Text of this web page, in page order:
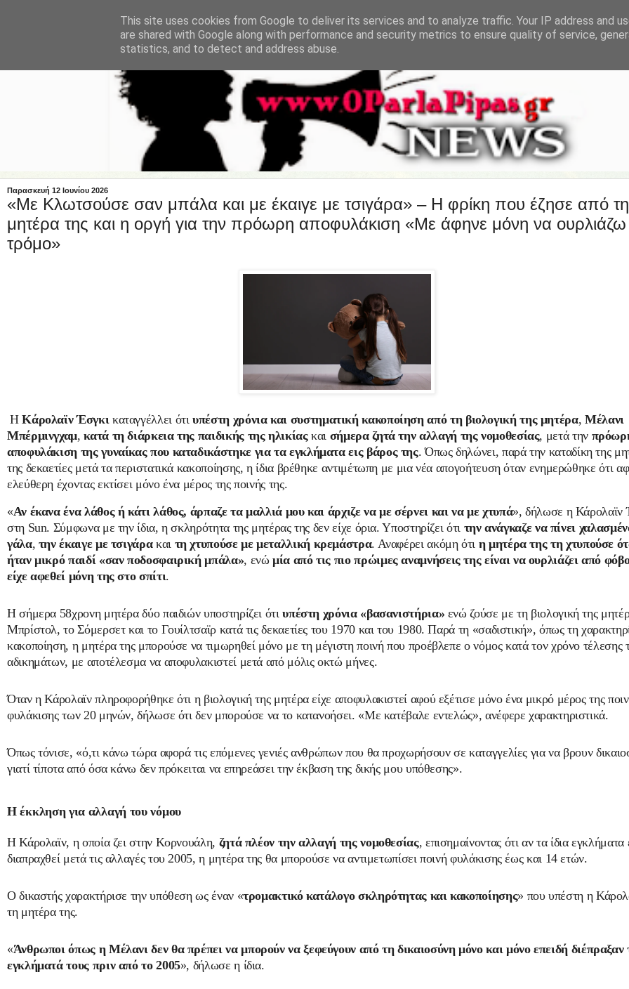
Παρασκευή 12 Ιουνίου 2026
«Με Kλωτσούσε σαν μπάλα και με έκαιγε με τσιγάρα» – Η φρίκη που έζησε από τη
μητέρα της και η οργή για την πρόωρη αποφυλάκιση «Με άφηνε μόνη να
τρόμο»
Η Κάρολαϊν Έσγκι καταγγέλλει ότι υπέστη χρόνια και συστηματική κακοποίηση από τη βιολογική της μητέρα, Μέλανι
Μπέρμινγχαμ, κατά τη διάρκεια της παιδικής της ηλικίαςκαι σήμερα ζητά την αλλαγή της νομοθεσίας, μετά την
αποφυλάκιση της γυναίκας που καταδικάστηκε για τα εγκλήματα εις βάρος της. Όπως δηλώνει, παρά την καταδίκη της
της δεκαετίες μετά τα περιστατικά κακοποίησης, η ίδια βρέθηκε αντιμέτωπη με μια νέα απογοήτευση όταν ενημερώθηκε ότι
ελεύθερη έχοντας εκτίσει μόνο ένα μέρος της ποινής της.
«Αν έκανα ένα λάθος ή κάτι λάθος, άρπαζε τα μαλλιά μου και άρχιζε να με σέρνει και να με χτυπά», δήλωσε η Κάρολαϊν
στη Sun. Σύμφωνα με την ίδια, η σκληρότητα της μητέρας της δεν είχε όρια. Υποστηρίζει ότι την ανάγκαζε να πίνει
γάλα, την έκαιγε με τσιγάρα και τη χτυπούσε με μεταλλική κρεμάστρα. Αναφέρει ακόμη ότι η μητέρα της τη χτυπούσε
ήταν μικρό παιδί «σαν ποδοσφαιρική μπάλα», ενώμία από τις πιο πρώιμες αναμνήσεις της είναι να ουρλιάζει από
είχε αφεθεί μόνη της στο σπίτι.
Η σήμερα 58χρονη μητέρα δύο παιδιών υποστηρίζει ότιυπέστη χρόνια «βασανιστήρια» ενώ ζούσε με τη βιολογική της
Μπρίστολ, το Σόμερσετ και το Γουίλτσαϊρ κατά τις δεκαετίες του 1970 και του 1980. Παρά τη «σαδιστική», όπως τη
κακοποίηση, η μητέρα της μπορούσε να τιμωρηθεί μόνο με τη μέγιστη ποινή που προέβλεπε ο νόμος κατά τον χρόνο τέλεσης
αδικημάτων, με αποτέλεσμα να αποφυλακιστεί μετά από μόλις οκτώ μήνες.
Όταν η Κάρολαϊν πληροφορήθηκε ότι η βιολογική της μητέρα είχε αποφυλακιστεί αφού εξέτισε μόνο ένα μικρό μέρος της
φυλάκισης των 20 μηνών, δήλωσε ότι δεν μπορούσε να το κατανοήσει. «Με κατέβαλε εντελώς», ανέφερε χαρακτηριστικά.
Όπως τόνισε, «ό,τι κάνω τώρα αφορά τις επόμενες γενιές ανθρώπων που θα προχωρήσουν σε καταγγελίες για να βρουν
γιατί τίποτα από όσα κάνω δεν πρόκειται να επηρεάσει την έκβαση της δικής μου υπόθεσης».
Η έκκληση για αλλαγή του νόμου
Η Κάρολαϊν, η οποία ζει στην Κορνουάλη, ζητά πλέον την αλλαγή της νομοθεσίας, επισημαίνοντας ότι αν τα ίδια εγκλήματα
διαπραχθεί μετά τις αλλαγές του 2005, η μητέρα της θα μπορούσε να αντιμετωπίσει ποινή φυλάκισης έως και 14 ετών.
Ο δικαστής χαρακτήρισε την υπόθεση ως έναν «τρομακτικό κατάλογο σκληρότητας και κακοποίησης» που υπέστη η
τη μητέρα της.
«Άνθρωποι όπως η Μέλανι δεν θα πρέπει να μπορούν να ξεφεύγουν από τη δικαιοσύνη μόνο και μόνο επειδή διέπραξαν
εγκλήματά τους πριν από το 2005», δήλωσε η ίδια.
This site uses cookies from Google to deliver its services and to analyze traffic. Your IP address and
are shared with Google along with performance and security metrics to ensure quality of service,
statistics, and to detect and address abuse.